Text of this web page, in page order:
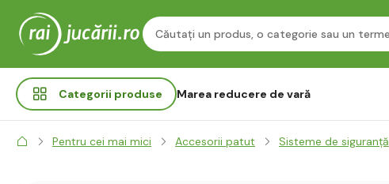
Categorii produse Marea reducere de vară
Pentru cei mai mici Accesorii patut Sisteme de siguranță